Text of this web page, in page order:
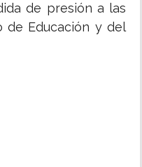
de presión a las
de Educación y del